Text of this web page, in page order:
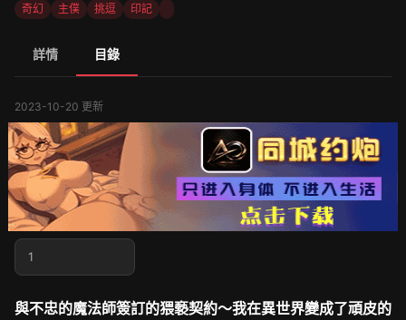
奇幻 主僕 挑逗 印記
詳情 目錄
2023-10-20 更新
1
與不忠的魔法師簽訂的猥褻契約～我在異世界變成了頑皮的